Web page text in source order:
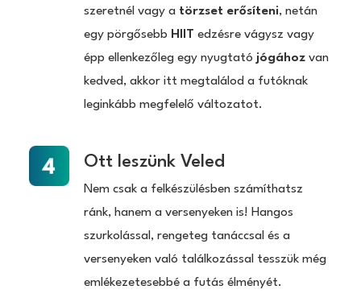
szeretnél vagy a törzset erősíteni, netán
egy pörgősebb HIIT edzésre vágysz vagy
épp ellenkezőleg egy nyugtató jógához van
kedved, akkor itt megtalálod a futóknak
leginkább megfelelő változatot.
Ott leszünk Veled
Nem csak a felkészülésben számíthatsz
ránk, hanem a versenyeken is! Hangos
szurkolással, rengeteg tanáccsal és a
versenyeken való találkozással tesszük még
emlékezetesebbé a futás élményét.